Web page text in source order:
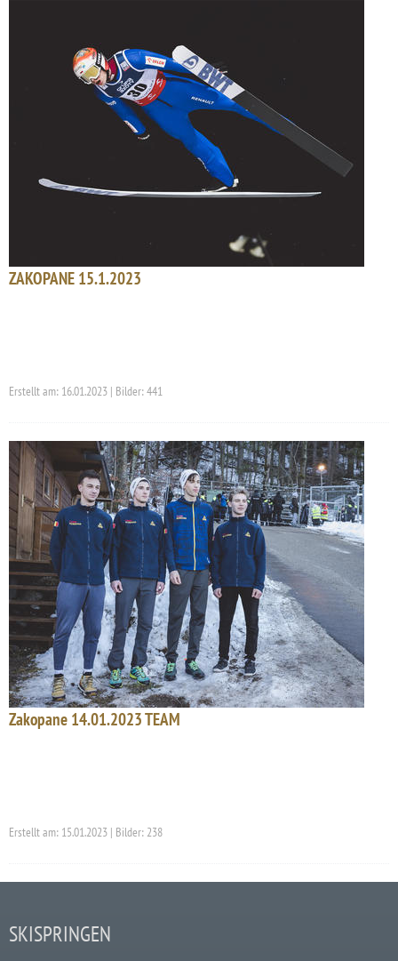
ZAKOPANE 15.1.2023
Erstellt am: 16.01.2023 | Bilder: 441
Zakopane 14.01.2023 TEAM
Erstellt am: 15.01.2023 | Bilder: 238
SKISPRINGEN